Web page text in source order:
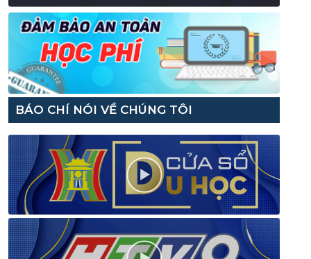
BÁO CHÍ NÓI VỀ CHÚNG TÔI